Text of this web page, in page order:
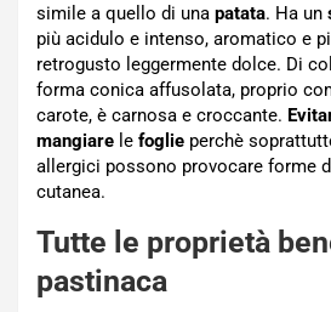
simile a quello di una patata. Ha un
più acidulo e intenso, aromatico e
retrogusto leggermente dolce. Di
forma conica affusolata, proprio
carote, è carnosa e croccante.
mangiare le foglie perchè
allergici possono provocare forme
cutanea.
Tutte le proprietà
pastinaca